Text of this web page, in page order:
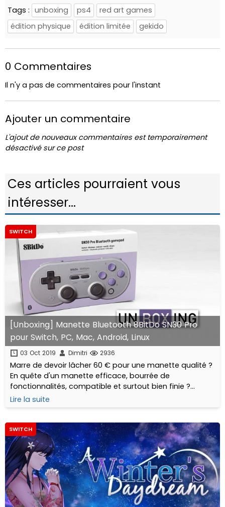
Tags : unboxing ps4
red art games
édition physique
édition limitée gekido
0 Commentaires
Il n'y a pas de commentaires pour l'instant
Ajouter un commentaire
L'ajout de nouveaux commentaires est temporairement
désactivé sur ce post
Ces articles pourraient vous
intéresser...
SWITCH
[Unboxing] Manette Bluetooth 8BitDo SN30 Pro
pour Switch, PC, Mac, Android, Linux
03 Oct 2019 Dimitri 2936
Marre de devoir lâcher 60 € pour une manette qualité ?
En quête d'un manette efficace, bourrée de
fonctionnalités, compatible et surtout bien finie ?
8BitDo nous propose une alternative complète qui a du
style... déballage !
Lire la suite
SWITCH